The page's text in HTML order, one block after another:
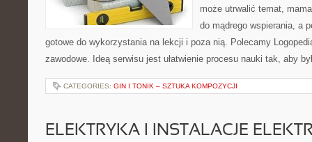
może utrwalić temat,
do mądrego wspierania, a
gotowe do wykorzystania na lekcji i poza nią. Polecamy
zawodowe. Ideą serwisu jest ułatwienie procesu nauki tak, aby
CATEGORIES: GIN I TONIK – SZTUKA KOMPOZYCJI
ELEKTRYKA I INSTALACJE